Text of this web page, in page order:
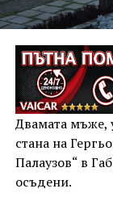
Двамата мъже,
стана на
Палаузов“ в
осъдени.